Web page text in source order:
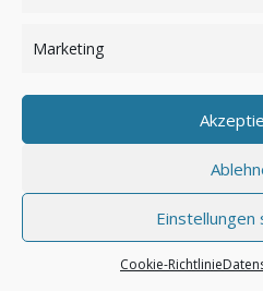
Marketing
Einstellungen
Cookie-Richtlinie
Anmelden
© by safar-